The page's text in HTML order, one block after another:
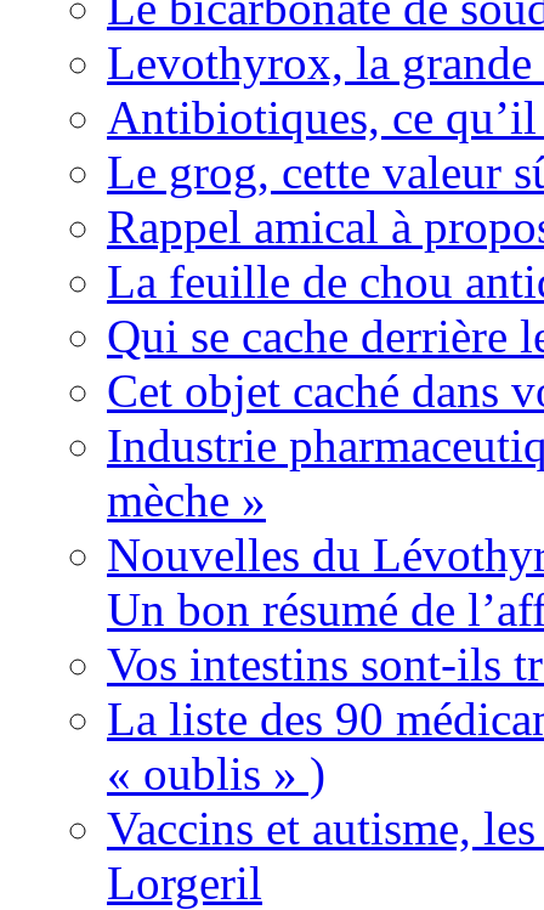
Levothyrox, la
Antibiotiques, ce
Le grog, cette valeur
Rappel amical à
La feuille de chou
Qui se cache derrière
Cet objet caché dans
Industrie
mèche »
Nouvelles du
Un bon résumé de
Vos intestins sont-ils
La liste des 90
« oublis » )
Vaccins et autisme,
Lorgeril